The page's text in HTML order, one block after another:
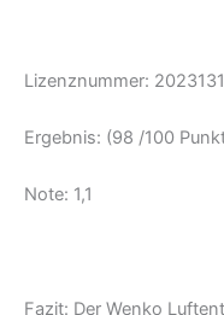
Lizenznummer:
Ergebnis: (98 /100
Note: 1,1
Fazit: Der Wenko